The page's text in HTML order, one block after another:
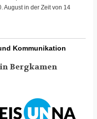
August in der Zeit von 14
Kommunikation
Bergkamen